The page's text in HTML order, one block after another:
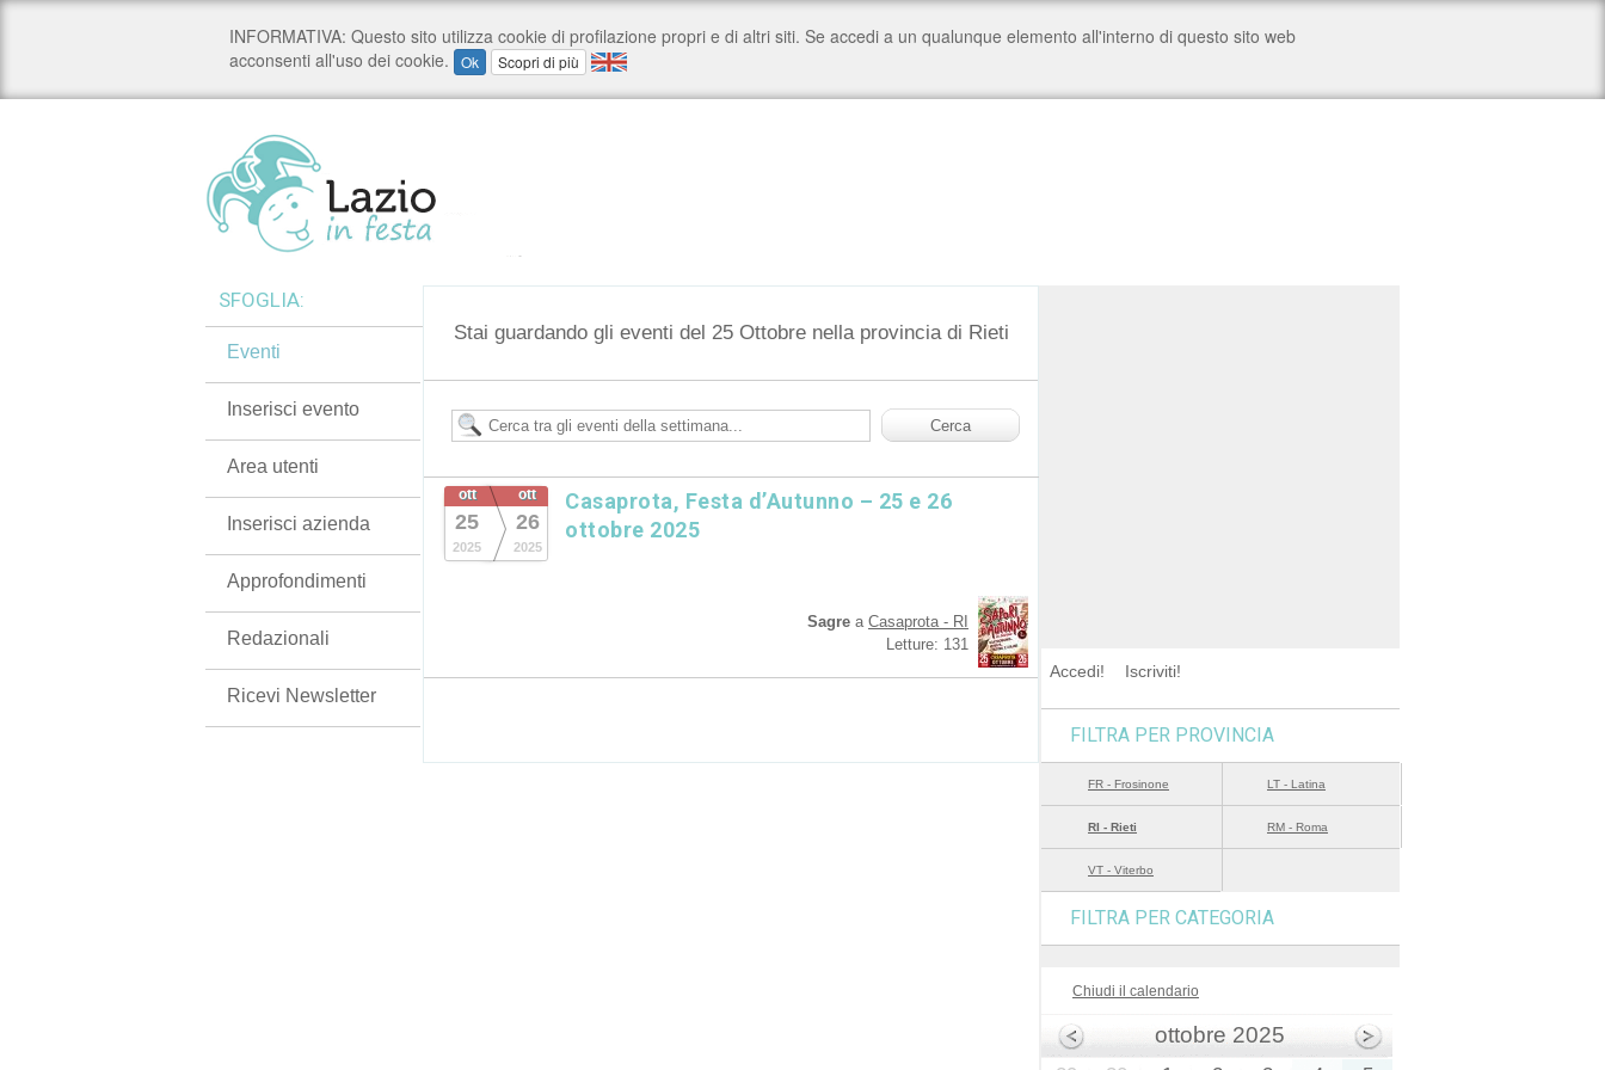
Stai guardando gli eventi del 25 Ottobre nella provincia di Rieti
ott
25
2025
ott
26
2025
Casaprota, Festa d’Autunno – 25 e 26
ottobre 2025
Sagre a Casaprota - RI
Letture: 131
SFOGLIA:
Eventi
Inserisci evento
Area utenti
Inserisci azienda
Approfondimenti
Redazionali
Ricevi Newsletter
Accedi! Iscriviti!
FILTRA PER PROVINCIA
FR - Frosinone LT - Latina
RI - Rieti RM - Roma
VT - Viterbo
FILTRA PER CATEGORIA
Chiudi il calendario
ottobre 2025